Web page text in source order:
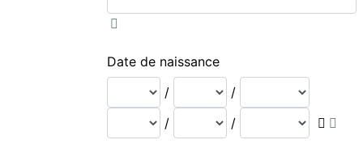
Date de naissance
/
/
/
/